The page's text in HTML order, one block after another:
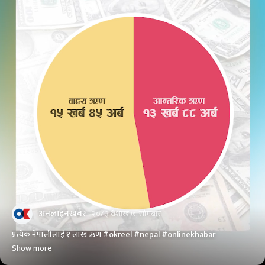
अनलाइनखबर २०८३ वैशाख ७, सोमबार
प्रत्येक नेपालीलाई १ लाख ऋण #okreel #nepal #onlinekhabar
Show more